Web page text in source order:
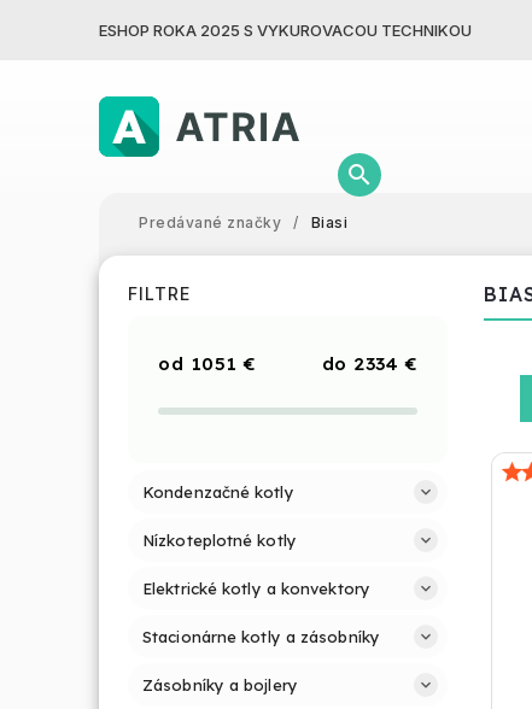
ESHOP ROKA 2025 S VYKUROVACOU TECHNIKOU
Predávané značky / Biasi
FILTRE
1051 € 2334 €
Kondenzačné kotly
Nízkoteplotné kotly
Elektrické kotly a konvektory
Stacionárne kotly a zásobníky
Zásobníky a bojlery